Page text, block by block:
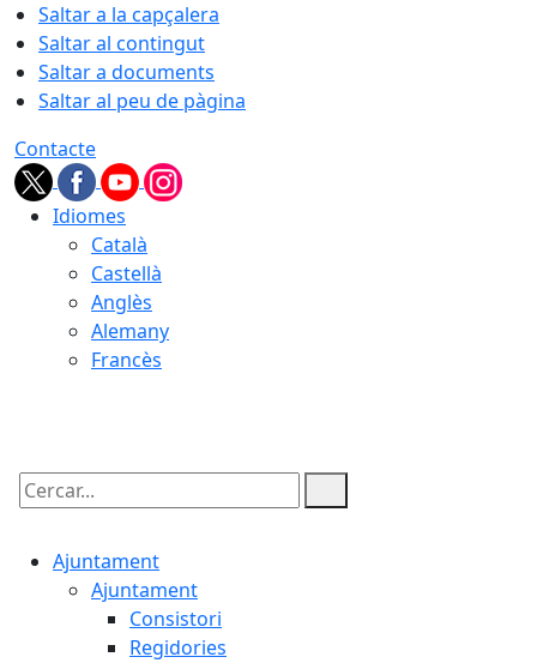
Saltar a la capçalera
Saltar al contingut
Saltar a documents
Saltar al peu de pàgina
Contacte
Idiomes
Català
Castellà
Anglès
Alemany
Francès
Cercar:
Ajuntament
Ajuntament
Consistori
Regidories